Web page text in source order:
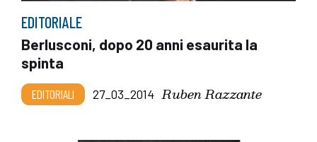
EDITORIALE
Berlusconi, dopo 20 anni esaurita la
spinta
EDITORIALI 27_03_2014 Ruben Razzante